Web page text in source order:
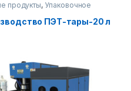
продукты, Упаковочное
ПЭТ-тары-20 л